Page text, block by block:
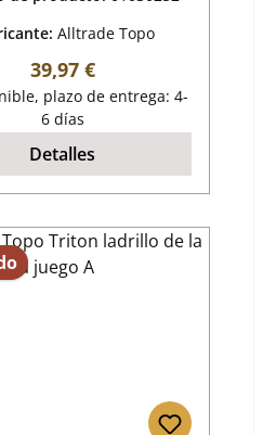
Alltrade Topo
Precio normal:
39,97 €
plazo de entrega: 4-
6 días
Detalles